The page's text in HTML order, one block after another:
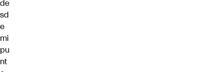
de
sd
e
mi
pu
nt